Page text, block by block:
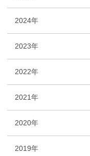
2024年
2023年
2022年
2021年
2020年
2019年